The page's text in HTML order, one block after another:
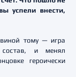
успели внести,
тому — игра
состав, и менял
героически